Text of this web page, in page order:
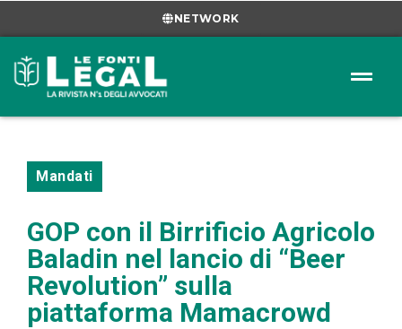
NETWORK
Mandati
GOP con il Birrificio Agricolo
Baladin nel lancio di “Beer
Revolution” sulla
piattaforma Mamacrowd